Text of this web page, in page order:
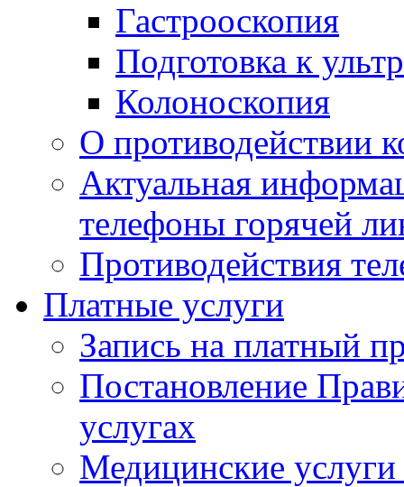
Гастрооскопия
Подготовка к
Колоноскопия
О противодействии
Актуальная
телефоны горячей
Противодействия
Платные услуги
Запись на платный
Постановление
услугах
Медицинские